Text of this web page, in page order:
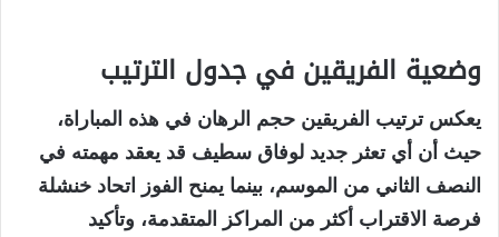
وضعية الفريقين في جدول الترتيب
يعكس ترتيب الفريقين حجم الرهان في هذه المباراة،
حيث أن أي تعثر جديد لوفاق سطيف قد يعقد مهمته في
النصف الثاني من الموسم، بينما يمنح الفوز اتحاد خنشلة
فرصة الاقتراب أكثر من المراكز المتقدمة، وتأكيد